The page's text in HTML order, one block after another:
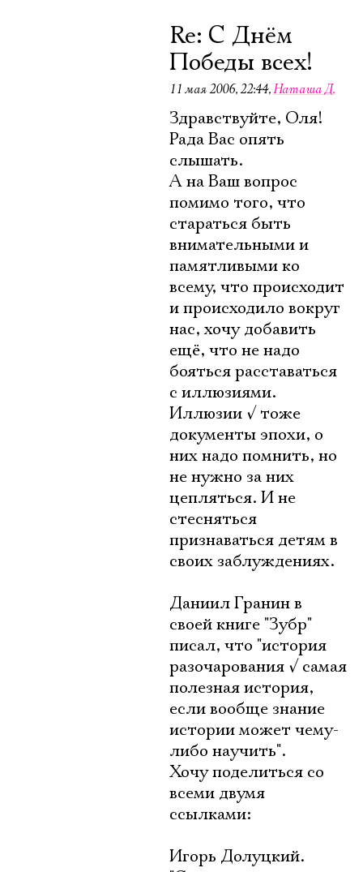
Re: С Днём
Победы всех!
11 мая 2006, 22:44,Наташа Д.
Здравствуйте, Оля!
Рада Вас опять
слышать.
А на Ваш вопрос
помимо того, что
стараться быть
внимательными и
памятливыми ко
всему, что происходит
и происходило вокруг
нас, хочу добавить
ещё, что не надо
бояться расставаться
с иллюзиями.
Иллюзии √ тоже
документы эпохи, о
них надо помнить, но
не нужно за них
цепляться. И не
стесняться
признаваться детям в
своих заблуждениях.
Даниил Гранин в
своей книге "Зубр"
писал, что "история
разочарования √ самая
полезная история,
если вообще знание
истории может чему-
либо научить".
Хочу поделиться со
всеми двумя
ссылками:
Игорь Долуцкий.